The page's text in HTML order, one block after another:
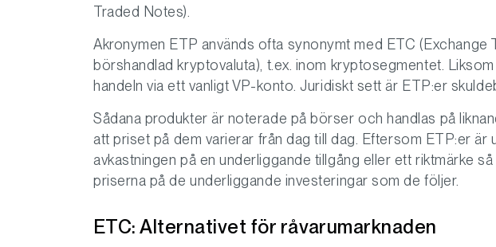
Traded Notes).
Akronymen ETP används ofta synonymt med ETC
börshandlad kryptovaluta), t.ex. inom kryptosegmentet.
handeln via ett vanligt VP-konto. Juridiskt sett är ETP:er
Sådana produkter är noterade på börser och handlas på
att priset på dem varierar från dag till dag. Eftersom ETP:er är
avkastningen på en underliggande tillgång eller ett riktmärke
priserna på de underliggande investeringar som de följer.
ETC: Alternativet för råvarumarknaden